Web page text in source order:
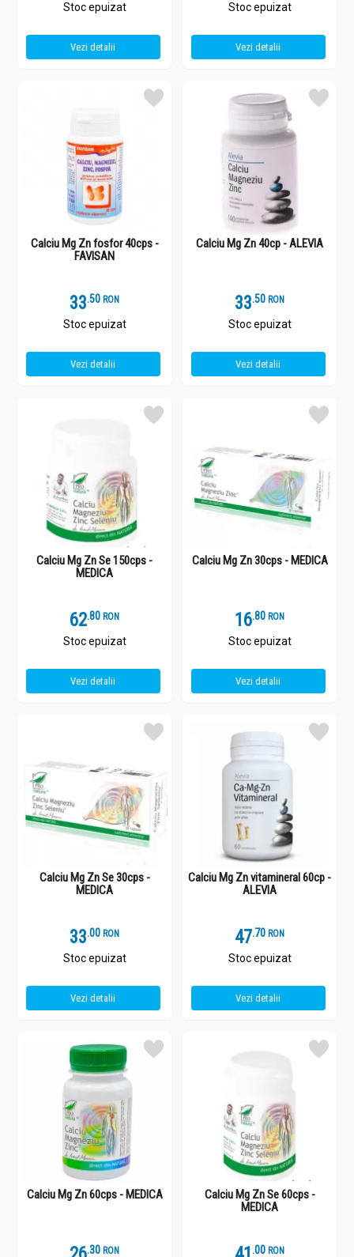
Stoc epuizat
Vezi detalii
Stoc epuizat
Vezi detalii
Calciu Mg Zn fosfor 40cps -
FAVISAN
33.5 RON
Stoc epuizat
Vezi detalii
Calciu Mg Zn 40cp - ALEVIA
33.5 RON
Stoc epuizat
Vezi detalii
Calciu Mg Zn Se 150cps -
MEDICA
62.8 RON
Stoc epuizat
Vezi detalii
Calciu Mg Zn 30cps - MEDICA
16.8 RON
Stoc epuizat
Vezi detalii
Calciu Mg Zn Se 30cps -
MEDICA
33.0 RON
Stoc epuizat
Vezi detalii
Calciu Mg Zn vitamineral 60cp -
ALEVIA
47.7 RON
Stoc epuizat
Vezi detalii
Calciu Mg Zn 60cps - MEDICA
.3 RON
Calciu Mg Zn Se 60cps -
MEDICA
.0 RON